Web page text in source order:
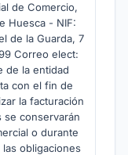
de Comercio,
Huesca - NIF:
de la Guarda, 7
Correo elect:
de la entidad
con el fin de
la facturación
se conservarán
o durante
obligaciones